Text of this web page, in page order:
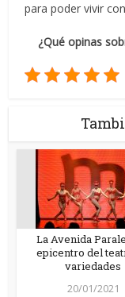
para poder vivir
¿Qué opinas
La Avenida
epicentro del
variedades
20/01/2021